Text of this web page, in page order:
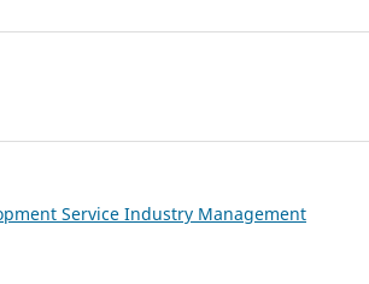
Service Industry Management